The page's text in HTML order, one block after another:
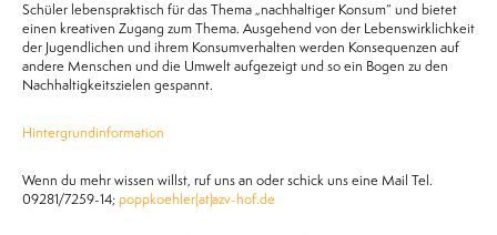
Schüler lebenspraktisch für das Thema „nachhaltiger Konsum“ und bietet
einen kreativen Zugang zum Thema. Ausgehend von der Lebenswirklichkeit
der Jugendlichen und ihrem Konsumverhalten werden Konsequenzen auf
andere Menschen und die Umwelt aufgezeigt und so ein Bogen zu den
Nachhaltigkeitszielen gespannt.
Hintergrundinformation
Wenn du mehr wissen willst, ruf uns an oder schick uns eine Mail Tel.
09281/7259-14; poppkoehler(at)azv-hof.de